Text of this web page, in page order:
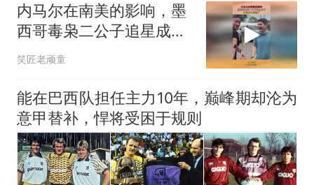
内马尔在南美的影响，墨
西哥毒枭二公子追星成
功，内马尔太松弛了！
笑匠老顽童
能在巴西队担任主力10年，巅峰期却沦为
意甲替补，悍将受困于规则